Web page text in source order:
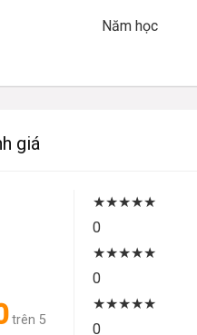
Năm học
giá
trên 5
★★★★★
0
★★★★★
0
★★★★★
0